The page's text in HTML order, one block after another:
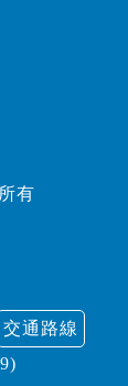
有
交通路線